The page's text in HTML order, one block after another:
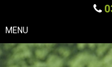
MENU